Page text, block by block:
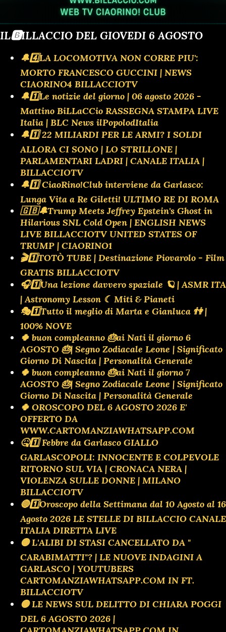
IL🅱️ILLACCIO DEL GIOVEDI 6 AGOSTO
🔔4️⃣LA LOCOMOTIVA NON CORRE PIU':
MORTO FRANCESCO GUCCINI | NEWS
CIAORINO4 BILLACCIOTV
🔔1️⃣Le notizie del giorno | 06 agosto 2026 -
Mattino BiLLaCCio RASSEGNA STAMPA LIVE
Italia | BLC News ilPopolodItalia
🔔1️⃣ 22 MILIARDI PER LE ARMI? I SOLDI
ALLORA CI SONO | LO STRILLONE |
PARLAMENTARI LADRI | CANALE ITALIA |
BILLACCIOTV
🔔1️⃣ CiaoRino!Club interviene da Garlasco:
Lunga Vita a Re Giletti! ULTIMO RE DI ROMA
🇬🇧🔔Trump Meets Jeffrey Epstein's Ghost in
Hilarious SNL Cold Open | ENGLISH NEWS
LIVE BILLACCIOTV UNITED STATES OF
TRUMP | CIAORINO1
🎬1️⃣TOTÒ TUBE | Destinazione Piovarolo - Film
GRATIS BILLACCIOTV
🎧1️⃣Una lezione davvero spaziale 🪐 | ASMR ITA
| Astronomy Lesson ☾ Miti & Pianeti
🎭1️⃣Tutto il meglio di Marta e Gianluca 👫 |
100% NOVE
🍀 buon compleanno 🎂ai Nati il giorno 6
AGOSTO 🎂| Segno Zodiacale Leone | Significato
Giorno Di Nascita | Personalità Generale
🍀 buon compleanno 🎂ai Nati il giorno 7
AGOSTO 🎂| Segno Zodiacale Leone | Significato
Giorno Di Nascita | Personalità Generale
🍀 OROSCOPO DEL 6 AGOSTO 2026 E'
OFFERTO DA
WWW.CARTOMANZIAWHATSAPP.COM
🤒1️⃣ Febbre da Garlasco GIALLO
GARLASCOPOLI: INNOCENTE E COLPEVOLE
RITORNO SUL VIA | CRONACA NERA |
VIOLENZA SULLE DONNE | MILANO
BILLACCIOTV
🔴1️⃣Oroscopo della Settimana dal 10 Agosto al 16
Agosto 2026 LE STELLE DI BILLACCIO CANALE
ITALIA DIRETTA LIVE
🟡 L'ALIBI DI STASI CANCELLATO DA "
CARABIMATTI"? | LE NUOVE INDAGINI A
GARLASCO | YOUTUBERS
CARTOMANZIAWHATSAPP.COM IN FT.
BILLACCIOTV
🟡 LE NEWS SUL DELITTO DI CHIARA POGGI
DEL 6 AGOSTO 2026 |